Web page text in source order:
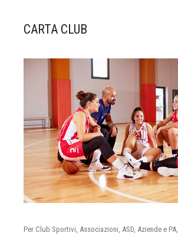
CARTA CLUB
Per Club Sportivi, Associazioni, ASD, Aziende e PA,